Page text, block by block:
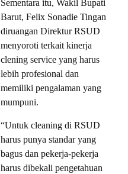
Sementara itu, Wakil Bupati
Barut, Felix Sonadie Tingan
diruangan Direktur RSUD
menyoroti terkait kinerja
clening service yang harus
lebih profesional dan
memiliki pengalaman yang
mumpuni.
“Untuk cleaning di RSUD
harus punya standar yang
bagus dan pekerja-pekerja
harus dibekali pengetahuan